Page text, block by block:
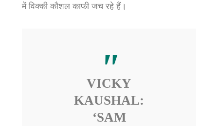
में विक्की कौशल काफी जच रहे हैं।
VICKY
KAUSHAL:
‘SAM